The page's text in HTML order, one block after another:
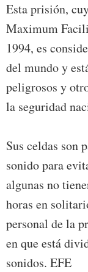
Esta prisión,
Maximum
1994, es
del mundo y
peligrosos y
la seguridad
Sus celdas son
sonido para
algunas no
horas en
personal de la
en que está
sonidos. EFE